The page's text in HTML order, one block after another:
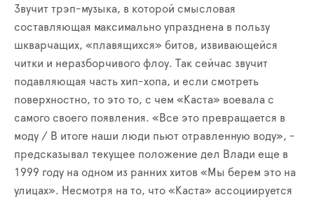
Звучит трэп-музыка, в которой смысловая
составляющая максимально упразднена в пользу
шкварчащих, «плавящихся» битов, извивающейся
читки и неразборчивого флоу. Так сейчас звучит
подавляющая часть хип-хопа, и если смотреть
поверхностно, то это то, с чем «Каста» воевала с
самого своего появления. «Все это превращается в
моду / В итоге наши люди пьют отравленную воду», -
предсказывал текущее положение дел Влади еще в
1999 году на одном из ранних хитов «Мы берем это на
улицах». Несмотря на то, что «Каста» ассоциируется